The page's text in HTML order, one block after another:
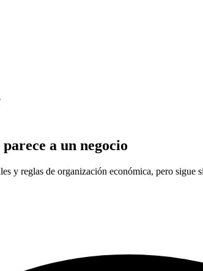
a un negocio
y reglas de organización económica, pero